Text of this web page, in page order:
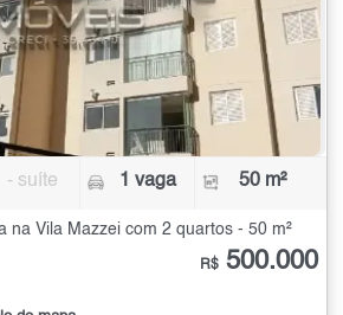
- suíte 1 vaga 50 m²
na Vila Mazzei com 2 quartos - 50 m²
R$ 500.000